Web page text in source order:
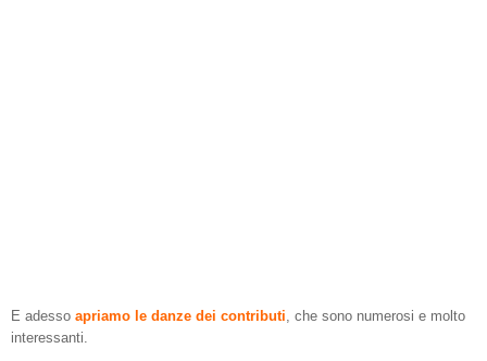
E adesso apriamo le danze dei contributi , che sono numerosi e molto
interessanti.